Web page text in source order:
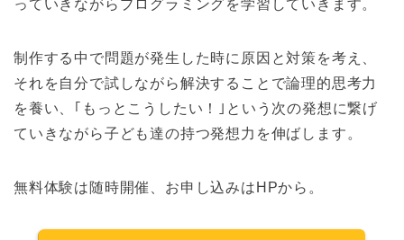
っていきながらプログラミングを学習していきます。
制作する中で問題が発生した時に原因と対策を考え、
それを自分で試しながら解決することで論理的思考力
を養い、｢もっとこうしたい！｣という次の発想に繋げ
ていきながら子ども達の持つ発想力を伸ばします。
無料体験は随時開催、お申し込みはHPから。